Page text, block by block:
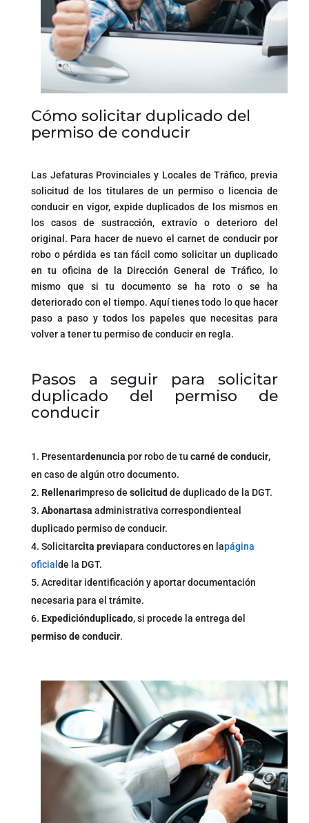
Cómo solicitar duplicado del
permiso de conducir
Las Jefaturas Provinciales y Locales de Tráfico, previa
solicitud de los titulares de un permiso o licencia de
conducir en vigor, expide duplicados de los mismos en
los casos de sustracción, extravío o deterioro del
original. Para hacer de nuevo el carnet de conducir por
robo o pérdida es tan fácil como solicitar un duplicado
en tu oficina de la Dirección General de Tráfico, lo
mismo que si tu documento se ha roto o se ha
deteriorado con el tiempo. Aquí tienes todo lo que hacer
paso a paso y todos los papeles que necesitas para
volver a tener tu permiso de conducir en regla.
Pasos a seguir para solicitar
duplicado del permiso de
conducir
Presentardenuncia por robo de tu carné de conducir,
en caso de algún otro documento.
Rellenarimpreso de solicitud de duplicado de la DGT.
Abonartasa administrativa correspondienteal
duplicado permiso de conducir.
Solicitarcita previapara conductores en lapágina
oficial de la DGT.
Acreditar identificación y aportar documentación
necesaria para el trámite.
Expediciónduplicado, si procede la entrega del
permiso de conducir.